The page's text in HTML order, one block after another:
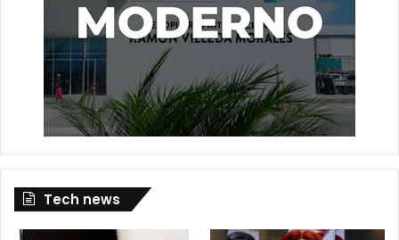
Aumento Fallecidos Terremoto
Venezuela
Tech news